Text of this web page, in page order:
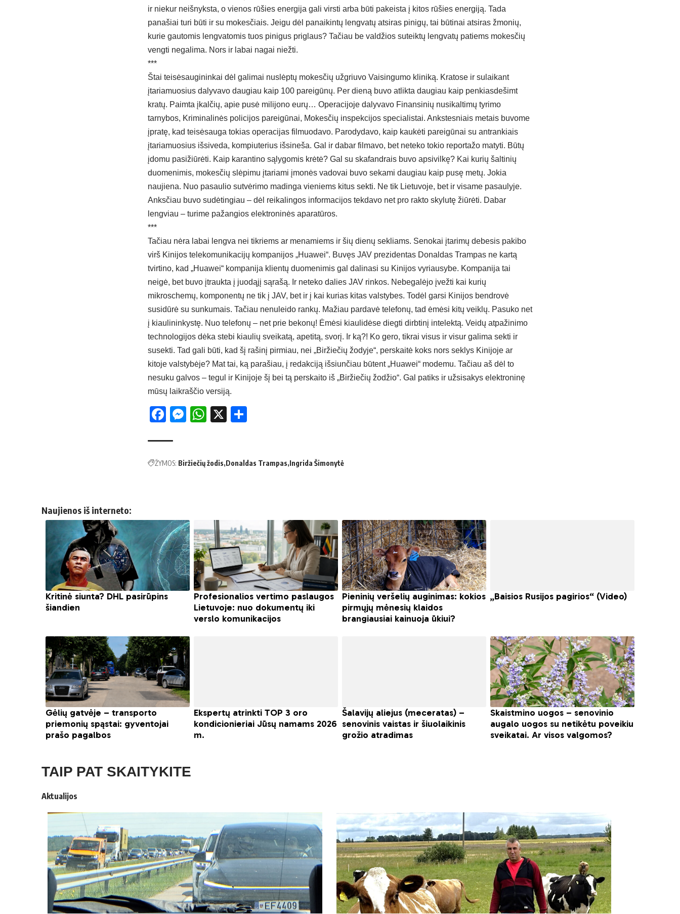
ir niekur neišnyksta, o vienos rūšies energija gali virsti arba būti pakeista į kitos rūšies energiją. Tada
panašiai turi būti ir su mokesčiais. Jeigu dėl panaikintų lengvatų atsiras pinigų, tai būtinai atsiras žmonių,
kurie gautomis lengvatomis tuos pinigus priglaus? Tačiau be valdžios suteiktų lengvatų patiems mokesčių
vengti negalima. Nors ir labai nagai niežti.
***
Štai teisėsaugininkai dėl galimai nuslėptų mokesčių užgriuvo Vaisingumo kliniką. Kratose ir sulaikant
įtariamuosius dalyvavo daugiau kaip 100 pareigūnų. Per dieną buvo atlikta daugiau kaip penkiasdešimt
kratų. Paimta įkalčių, apie pusė milijono eurų… Operacijoje dalyvavo Finansinių nusikaltimų tyrimo
tarnybos, Kriminalinės policijos pareigūnai, Mokesčių inspekcijos specialistai. Ankstesniais metais buvome
įpratę, kad teisėsauga tokias operacijas filmuodavo. Parodydavo, kaip kaukėti pareigūnai su antrankiais
įtariamuosius išsiveda, kompiuterius išsineša. Gal ir dabar filmavo, bet neteko tokio reportažo matyti. Būtų
įdomu pasižiūrėti. Kaip karantino sąlygomis krėtė? Gal su skafandrais buvo apsivilkę? Kai kurių šaltinių
duomenimis, mokesčių slėpimu įtariami įmonės vadovai buvo sekami daugiau kaip pusę metų. Jokia
naujiena. Nuo pasaulio sutvėrimo madinga vieniems kitus sekti. Ne tik Lietuvoje, bet ir visame pasaulyje.
Anksčiau buvo sudėtingiau – dėl reikalingos informacijos tekdavo net pro rakto skylutę žiūrėti. Dabar
lengviau – turime pažangios elektroninės aparatūros.
***
Tačiau nėra labai lengva nei tikriems ar menamiems ir šių dienų sekliams. Senokai įtarimų debesis pakibo
virš Kinijos telekomunikacijų kompanijos „Huawei“. Buvęs JAV prezidentas Donaldas Trampas ne kartą
tvirtino, kad „Huawei“ kompanija klientų duomenimis gal dalinasi su Kinijos vyriausybe. Kompanija tai
neigė, bet buvo įtraukta į juodąjį sąrašą. Ir neteko dalies JAV rinkos. Nebegalėjo įvežti kai kurių
mikroschemų, komponentų ne tik į JAV, bet ir į kai kurias kitas valstybes. Todėl garsi Kinijos bendrovė
susidūrė su sunkumais. Tačiau nenuleido rankų. Mažiau pardavė telefonų, tad ėmėsi kitų veiklų. Pasuko net
į kiaulininkystę. Nuo telefonų – net prie bekonų! Ėmėsi kiaulidėse diegti dirbtinį intelektą. Veidų atpažinimo
technologijos dėka stebi kiaulių sveikatą, apetitą, svorį. Ir ką?! Ko gero, tikrai visus ir visur galima sekti ir
susekti. Tad gali būti, kad šį rašinį pirmiau, nei „Biržiečių žodyje“, perskaitė koks nors seklys Kinijoje ar
kitoje valstybėje? Mat tai, ką parašiau, į redakciją išsiunčiau būtent „Huawei“ modemu. Tačiau aš dėl to
nesuku galvos – tegul ir Kinijoje šį bei tą perskaito iš „Biržiečių žodžio“. Gal patiks ir užsisakys elektroninę
mūsų laikraščio versiją.
Facebook
Messenger
WhatsApp
X
ŽYMOS: Biržiečių žodis Donaldas Trampas Ingrida Šimonytė
Naujienos iš interneto:
TAIP PAT SKAITYKITE
Aktualijos